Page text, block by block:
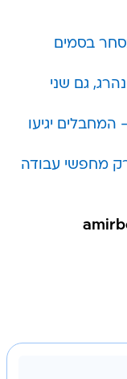
בסמים
גם שני
יגיעו
מחפשי עבודה